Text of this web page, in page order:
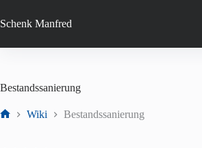
Inhalt
springen
Schenk Manfred
Bestandssanierung
Wiki Bestandssanierung